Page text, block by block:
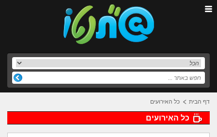
דף הבית כל האירועים
כל האירועים